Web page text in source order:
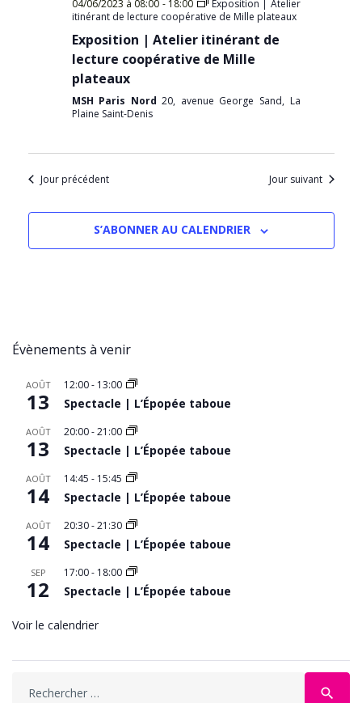
04/06/2023 à 08:00 - 18:00
Exposition | Atelier
itinérant de lecture coopérative de Mille plateaux
Exposition | Atelier itinérant de
lecture coopérative de Mille
plateaux
MSH Paris Nord20, avenue George Sand, La
Plaine Saint-Denis
Jour précédent Jour suivant
S’ABONNER AU CALENDRIER
Évènements à venir
AOÛT
13
12:00- 13:00
Spectacle | L’Épopée taboue
AOÛT
13
20:00-21:00
Spectacle | L’Épopée taboue
AOÛT
14
14:45 - 15:45
Spectacle | L’Épopée taboue
AOÛT
14
20:30-21:30
Spectacle | L’Épopée taboue
SEP
12
17:00- 18:00
Spectacle | L’Épopée taboue
Voir le calendrier
search